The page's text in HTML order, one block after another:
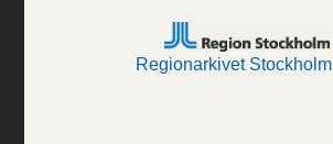
Regionarkivet Stockholm